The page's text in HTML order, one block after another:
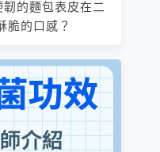
的麵包表皮在二
脆的口感？